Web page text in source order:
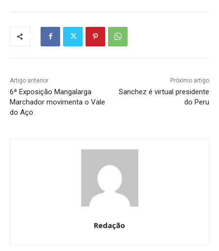
Artigo anterior
6ª Exposição Mangalarga
Marchador movimenta o Vale
do Aço
Próximo artigo
Sanchez é virtual presidente
do Peru
Redação